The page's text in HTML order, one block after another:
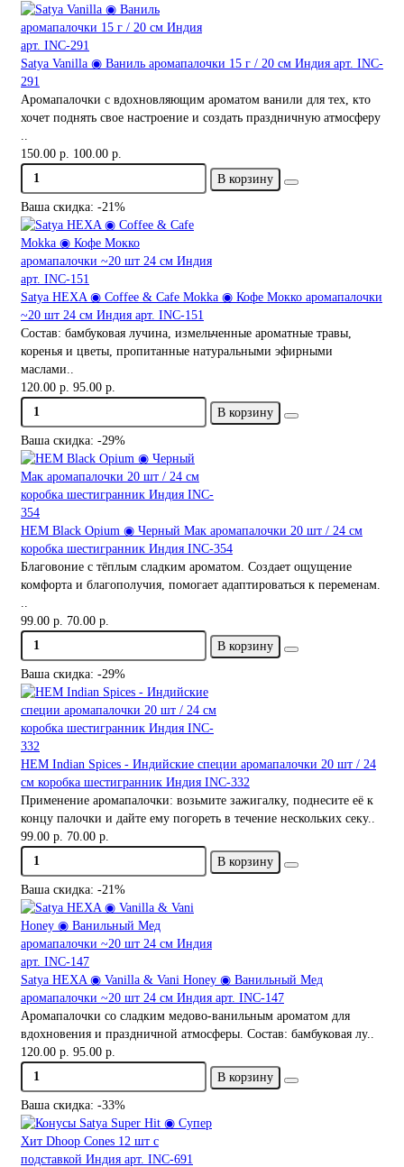
Satya Vanilla ◉ Ваниль аромапалочки 15 г / 20 см Индия арт. INC-
291
Аромапалочки с вдохновляющим ароматом ванили для тех, кто
хочет поднять свое настроение и создать праздничную атмосферу
..
150.00 р. 100.00 р.
В корзину
Ваша скидка: -21%
Satya HEXA ◉ Coffee & Cafe Mokka ◉ Кофе Мокко аромапалочки
~20 шт 24 см Индия арт. INC-151
Состав: бамбуковая лучина, измельченные ароматные травы,
коренья и цветы, пропитанные натуральными эфирными
маслами..
120.00 р. 95.00 р.
В корзину
Ваша скидка: -29%
HEM Black Opium ◉ Черный Мак аромапалочки 20 шт / 24 см
коробка шестигранник Индия INC-354
Благовоние с тёплым сладким ароматом. Создает ощущение
комфорта и благополучия, помогает адаптироваться к переменам.
..
99.00 р. 70.00 р.
В корзину
Ваша скидка: -29%
HEM Indian Spices - Индийские специи аромапалочки 20 шт / 24
см коробка шестигранник Индия INC-332
Применение аромапалочки: возьмите зажигалку, поднесите её к
концу палочки и дайте ему погореть в течение нескольких секу..
99.00 р. 70.00 р.
В корзину
Ваша скидка: -21%
Satya HEXA ◉ Vanilla & Vani Honey ◉ Ванильный Мед
аромапалочки ~20 шт 24 см Индия арт. INC-147
Аромапалочки со сладким медово-ванильным ароматом для
вдохновения и праздничной атмосферы. Состав: бамбуковая лу..
120.00 р. 95.00 р.
В корзину
Ваша скидка: -33%